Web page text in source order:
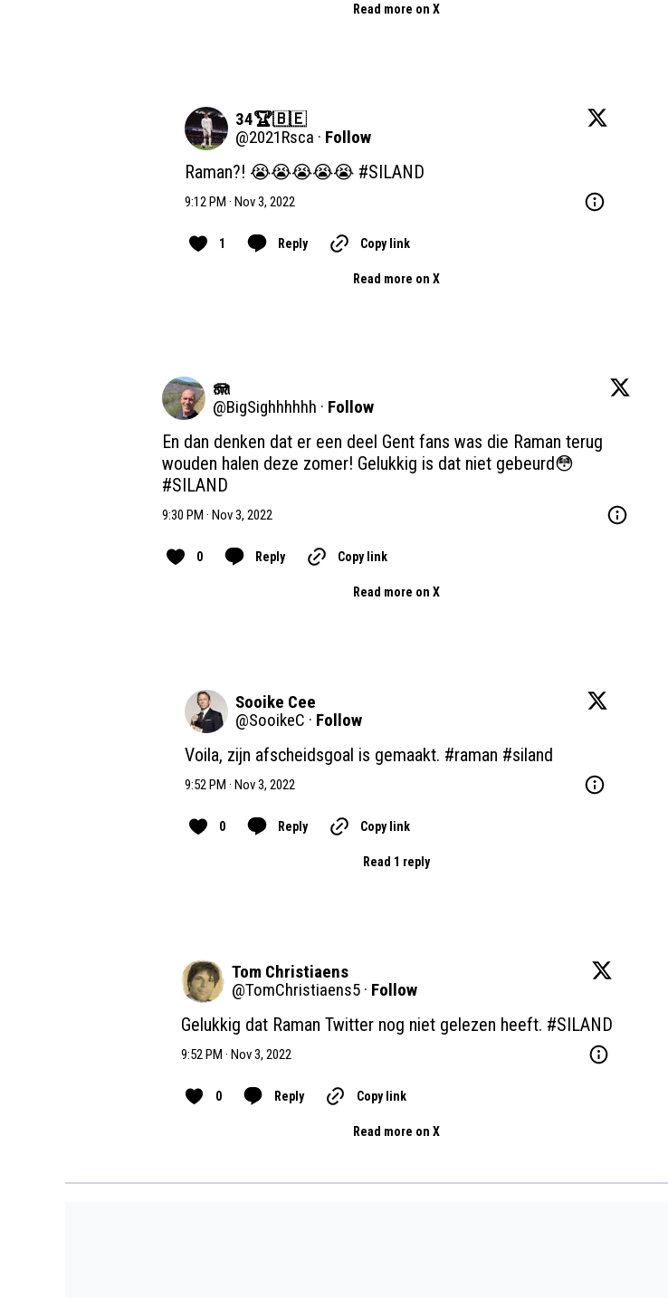
Read more on X
34🏆🇧🇪
@2021Rsca · Follow
Raman?! 😭😭😭😭😭 #SILAND
9:12 PM · Nov 3, 2022
1 Reply Copy link
Read more on X
🪼
@BigSighhhhhh · Follow
En dan denken dat er een deel Gent fans was die Raman terug
#SILAND
9:30 PM · Nov 3, 2022
0 Reply Copy link
Read more on X
Sooike Cee
@SooikeC · Follow
Voila, zijn afscheidsgoal is gemaakt. #raman #siland
9:52 PM · Nov 3, 2022
0 Reply Copy link
Read 1 reply
Tom Christiaens
@TomChristiaens5 · Follow
Gelukkig dat Raman Twitter nog niet gelezen heeft. #SILAND
9:52 PM · Nov 3, 2022
0 Reply Copy link
Read more on X